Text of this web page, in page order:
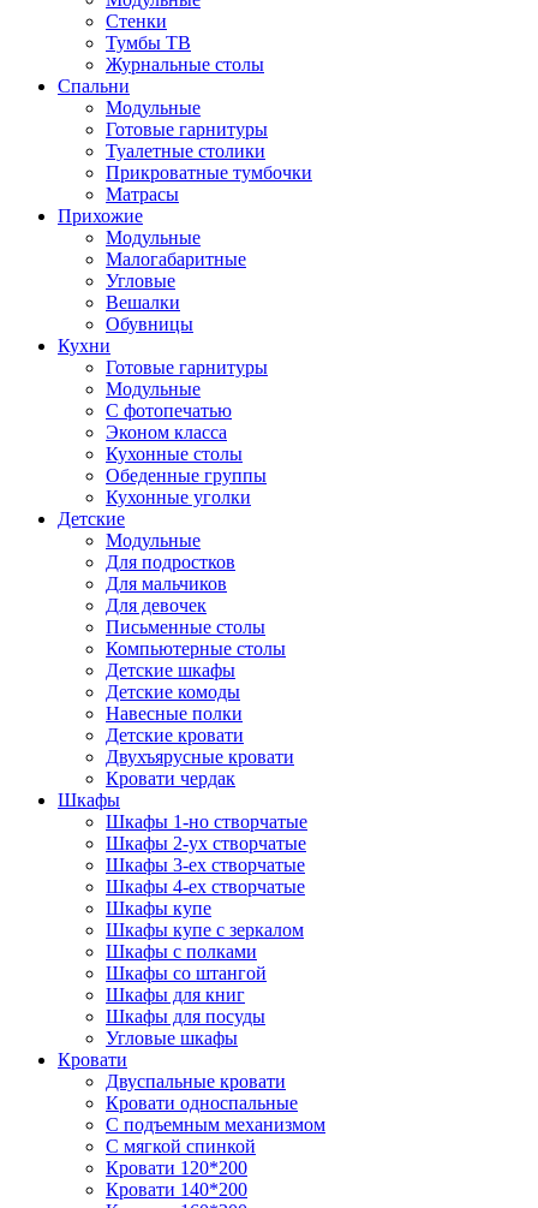
Стенки
Тумбы ТВ
Журнальные столы
Спальни
Модульные
Готовые гарнитуры
Туалетные столики
Прикроватные тумбочки
Матрасы
Прихожие
Модульные
Малогабаритные
Угловые
Вешалки
Обувницы
Кухни
Готовые гарнитуры
Модульные
С фотопечатью
Эконом класса
Кухонные столы
Обеденные группы
Кухонные уголки
Детские
Модульные
Для подростков
Для мальчиков
Для девочек
Письменные столы
Компьютерные столы
Детские шкафы
Детские комоды
Навесные полки
Детские кровати
Двухъярусные кровати
Кровати чердак
Шкафы
Шкафы 1-но створчатые
Шкафы 2-ух створчатые
Шкафы 3-ех створчатые
Шкафы 4-ех створчатые
Шкафы купе
Шкафы купе с зеркалом
Шкафы с полками
Шкафы со штангой
Шкафы для книг
Шкафы для посуды
Угловые шкафы
Кровати
Двуспальные кровати
Кровати односпальные
С подъемным механизмом
С мягкой спинкой
Кровати 120*200
Кровати 140*200